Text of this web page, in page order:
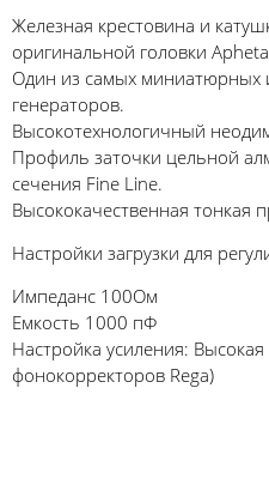
Железная крестовина и
оригинальной головки
Один из самых миниатюрных
генераторов.
Высокотехнологичный
Профиль заточки цельной
сечения Fine Line.
Высококачественная тонкая
Настройки загрузки для
Импеданс 100Ом
Емкость 1000 пФ
Настройка усиления:
фонокорректоров Rega)